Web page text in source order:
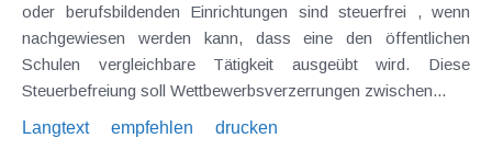
oder berufsbildenden Einrichtungen sind steuerfrei , wenn
nachgewiesen werden kann, dass eine den öffentlichen
Schulen vergleichbare Tätigkeit ausgeübt wird. Diese
Steuerbefreiung soll Wettbewerbsverzerrungen zwischen...
Langtext
empfehlen drucken